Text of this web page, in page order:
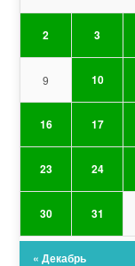
2 3
9 10
16 17
23 24
30 31
« Декабрь